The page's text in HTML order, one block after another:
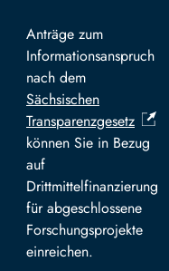
Anträge zum
Informationsanspruch
nach dem
Sächsischen
Transparenzgesetz
können Sie in Bezug
auf
Drittmittelfinanzierung
für abgeschlossene
Forschungsprojekte
einreichen.